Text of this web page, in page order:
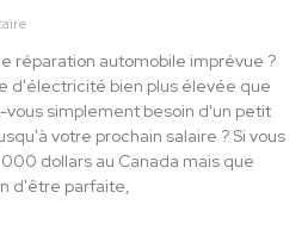
réparation automobile imprévue ?
d'électricité bien plus élevée que
simplement besoin d'un petit
votre prochain salaire ? Si vous
dollars au Canada mais que
d'être parfaite,